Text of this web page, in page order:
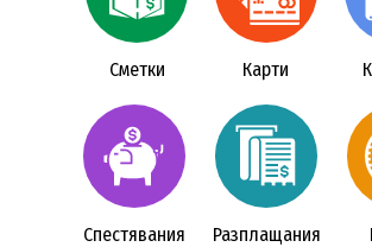
Сметки Карти
Спестявания Разплащания